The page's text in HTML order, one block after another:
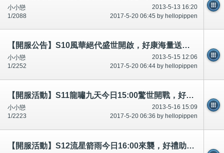
2013-5-13 16:20
小小戀
2017-5-20 06:45 by hellopippen
1/2088
【開服公告】S10風華絕代盛世開啟，好康海量送達！
2013-5-15 12:06
小小戀
2017-5-20 06:44 by hellopippen
1/2252
【開服活動】S11龍嘯九天今日15:00驚世開戰，好康海量送達！
2013-5-16 15:09
小小戀
2017-5-20 06:36 by hellopippen
1/2223
【開服活動】S12流星箭雨今日16:00來襲，好禮助您挑戰極限技術！